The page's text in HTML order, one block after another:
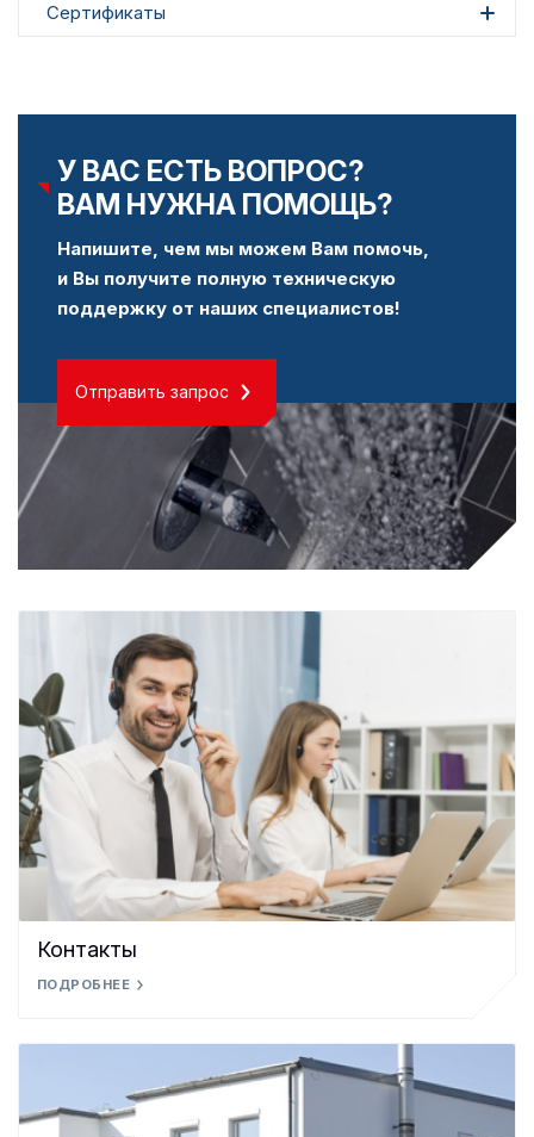
Сертификаты
У ВАС ЕСТЬ ВОПРОС?
ВАМ НУЖНА ПОМОЩЬ?
Напишите, чем мы можем Вам помочь,
и Вы получите полную техническую
поддержку от наших специалистов!
Отправить запрос
Контакты
ПОДРОБНЕЕ